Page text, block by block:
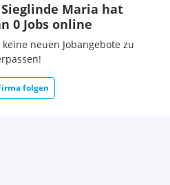
Maria hat
0 Jobs online
neuen Jobangebote zu
folgen